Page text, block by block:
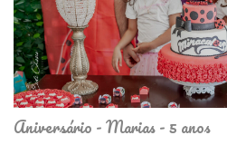
Aniversário - Marias - 5 anos